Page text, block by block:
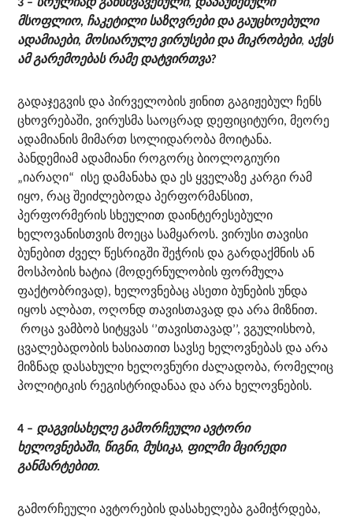
3 – სრულიად განსხვავებული, დაპაუზებული
მსოფლიო, ჩაკეტილი საზღვრები და გაუცხოებული
ადამიაები, მოსიარულე ვირუსები და მიკრობები, აქვს
ამ გარემოებას რამე დატვირთვა?
გადაჯეგვის და პირველობის ჟინით გაგიჟებულ ჩენს
ცხოვრებაში, ვირუსმა საოცრად დეფიციტური, მეორე
ადამიანის მიმართ სოლიდარობა მოიტანა.
პანდემიამ ადამიანი როგორც ბიოლოგიური
„იარაღი“ ისე დამანახა და ეს ყველაზე კარგი რამ
იყო, რაც შეიძლებოდა პერფორმანსით,
პერფორმერის სხეულით დაინტერესებული
ხელოვანისთვის მოეცა სამყაროს. ვირუსი თავისი
ბუნებით ძველ წესრიგში შეჭრის და გარდაქმნის ან
მოსპობის ხატია (მოდერნულობის ფორმულა
ფაქტობრივად), ხელოვნებაც ასეთი ბუნების უნდა
იყოს ალბათ, ოღონდ თავისთავად და არა მიზნით.
როცა ვამბობ სიტყვას ‘’თავისთავად’’, ვგულისხობ,
ცვალებადობის ხასიათით სავსე ხელოვნებას და არა
მიზნად დასახული ხელოვნური ძალადობა, რომელიც
პოლიტიკის რეგისტრიდანაა და არა ხელოვნების.
4 – დაგვისახელე გამორჩეული ავტორი
ხელოვნებაში, წიგნი, მუსიკა, ფილმი მცირედი
განმარტებით.
გამორჩეული ავტორების დასახელება გამიჭრდება,